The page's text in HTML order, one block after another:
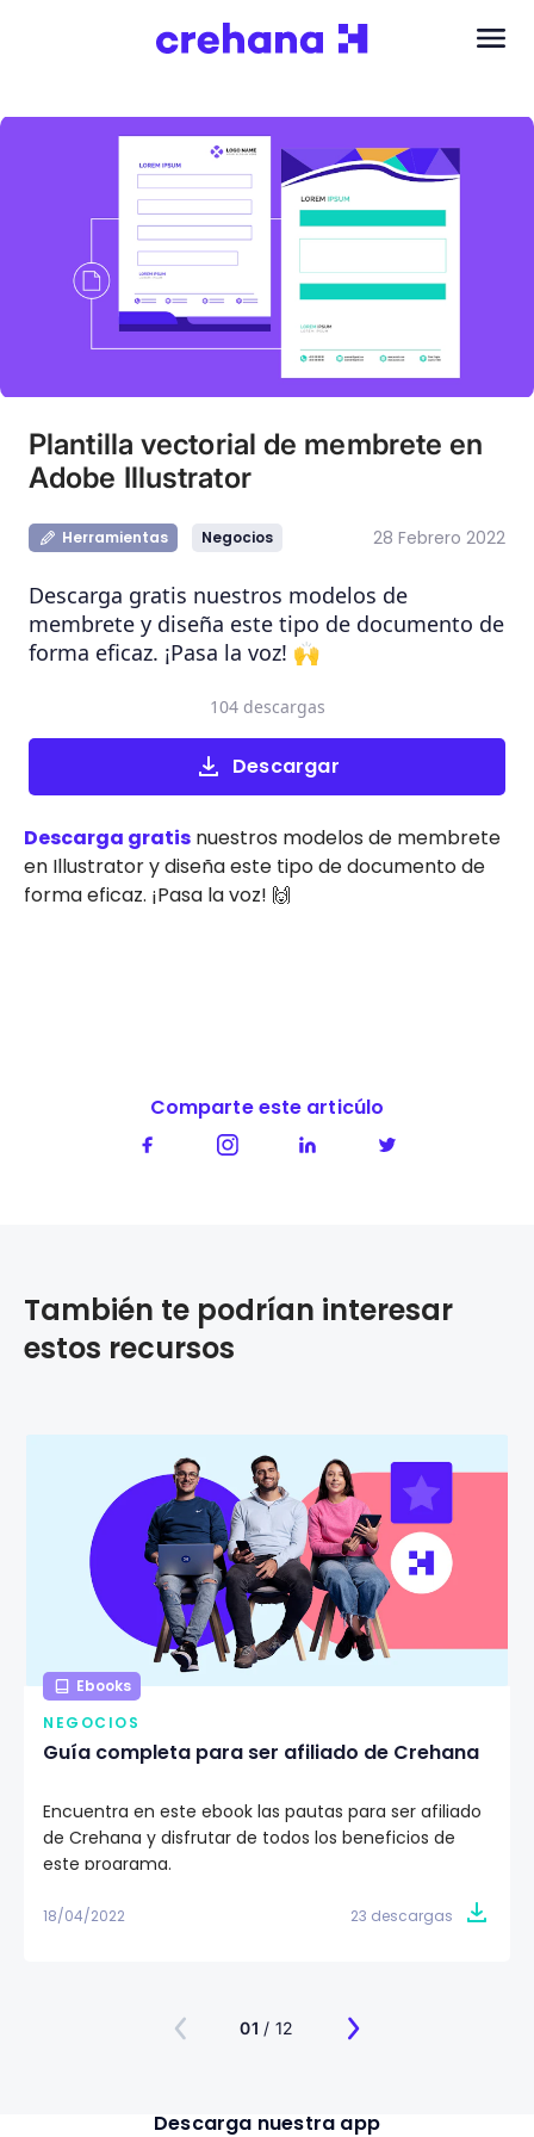
Plantilla vectorial de membrete en
Adobe Illustrator
Herramientas Negocios 28 Febrero 2022
Descarga gratis nuestros modelos de
membrete y diseña este tipo de documento de
forma eficaz. ¡Pasa la voz! 🙌
Descargar
104 descargas
Descarga gratis nuestros modelos de membrete
en Illustrator y diseña este tipo de documento de
forma eficaz. ¡Pasa la voz! 🙌
Comparte este articúlo
También te podrían interesar
estos recursos
Ebooks
NEGOCIOS
Guía completa para ser afiliado de Crehana
Encuentra en este ebook las pautas para ser afiliado
de Crehana y disfrutar de todos los beneficios de
este programa.
18/04/2022 23 descargas
01 / 12
Descarga nuestra app